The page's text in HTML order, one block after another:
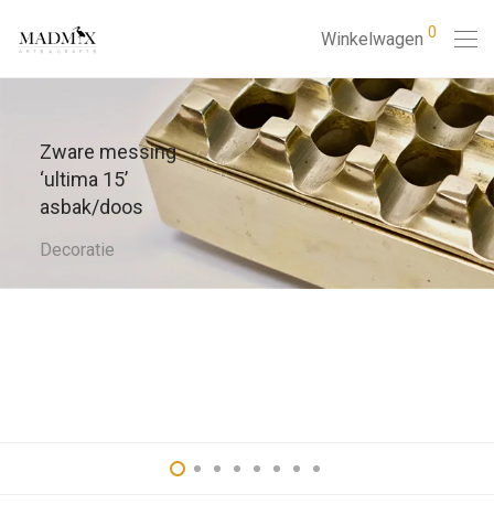
Winkelwagen 0
Zware messing
‘ultima 15’
asbak/doos
Decoratie